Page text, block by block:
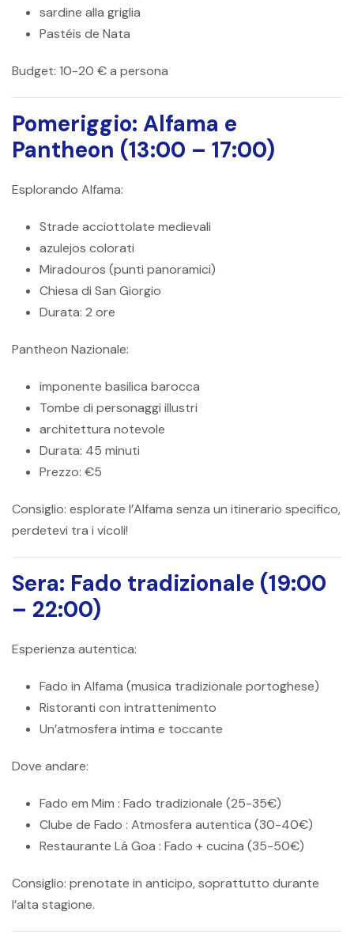
sardine alla griglia
Pastéis de Nata
Budget: 10-20 € a persona
Pomeriggio: Alfama e
Pantheon (13:00 – 17:00)
Esplorando Alfama:
Strade acciottolate medievali
azulejos colorati
Miradouros (punti panoramici)
Chiesa di San Giorgio
Durata: 2 ore
Pantheon Nazionale:
imponente basilica barocca
Tombe di personaggi illustri
architettura notevole
Durata: 45 minuti
Prezzo: €5
Consiglio: esplorate l’Alfama senza un itinerario specifico,
perdetevi tra i vicoli!
Sera: Fado tradizionale (19:00
– 22:00)
Esperienza autentica:
Fado in Alfama (musica tradizionale portoghese)
Ristoranti con intrattenimento
Un’atmosfera intima e toccante
Dove andare:
Fado em Mim : Fado tradizionale (25-35€)
Clube de Fado : Atmosfera autentica (30-40€)
Restaurante Lá Goa : Fado + cucina (35-50€)
Consiglio: prenotate in anticipo, soprattutto durante
l’alta stagione.